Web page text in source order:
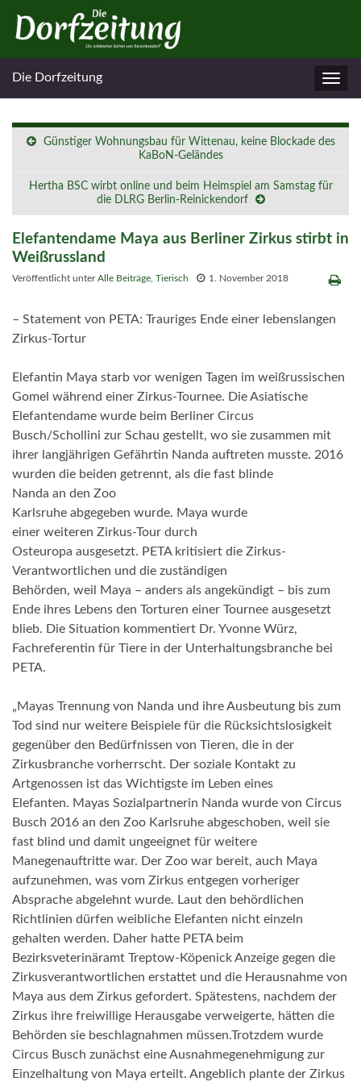
Die Dorfzeitung
Günstiger Wohnungsbau für Wittenau, keine Blockade des
KaBoN-Geländes
Hertha BSC wirbt online und beim Heimspiel am Samstag für
die DLRG Berlin-Reinickendorf
Elefantendame Maya aus Berliner Zirkus stirbt in
Weißrussland
Veröffentlicht unterAlle Beiträge Tierisch 1. November 2018
– Statement von PETA: Trauriges Ende einer lebenslangen
Zirkus-Tortur
Elefantin Maya starb vor wenigen Tagen im weißrussischen
Gomel während einer Zirkus-Tournee. Die Asiatische
Elefantendame wurde beim Berliner Circus
Busch/Schollini zur Schau gestellt, wo sie zusammen mit
ihrer langjährigen Gefährtin Nanda auftreten musste. 2016
wurden die beiden getrennt, als die fast blinde
Nanda an den Zoo
Karlsruhe abgegeben wurde. Maya wurde
einer weiteren Zirkus-Tour durch
Osteuropa ausgesetzt. PETA kritisiert die Zirkus-
Verantwortlichen und die zuständigen
Behörden, weil Maya – anders als angekündigt – bis zum
Ende ihres Lebens den Torturen einer Tournee ausgesetzt
blieb. Die Situation kommentiert Dr. Yvonne Würz,
Fachreferentin für Tiere in der Unterhaltungsbranche bei
PETA.
„Mayas Trennung von Nanda und ihre Ausbeutung bis zum
Tod sind nur weitere Beispiele für die Rücksichtslosigkeit
gegenüber den Bedürfnissen von Tieren, die in der
Zirkusbranche vorherrscht. Der soziale Kontakt zu
Artgenossen ist das Wichtigste im Leben eines
Elefanten. Mayas Sozialpartnerin Nanda wurde von Circus
Busch 2016 an den Zoo Karlsruhe abgeschoben, weil sie
fast blind und damit ungeeignet für weitere
Manegenauftritte war. Der Zoo war bereit, auch Maya
aufzunehmen, was vom Zirkus entgegen vorheriger
Absprache abgelehnt wurde. Laut den behördlichen
Richtlinien dürfen weibliche Elefanten nicht einzeln
gehalten werden. Daher hatte PETA beim
Bezirksveterinäramt Treptow-Köpenick Anzeige gegen die
Zirkusverantwortlichen erstattet und die Herausnahme von
Maya aus dem Zirkus gefordert. Spätestens, nachdem der
Zirkus ihre freiwillige Herausgabe verweigerte, hätten die
Behörden sie beschlagnahmen müssen.Trotzdem wurde
Circus Busch zunächst eine Ausnahmegenehmigung zur
Einzelhaltung von Maya erteilt. Angeblich plante der Zirkus